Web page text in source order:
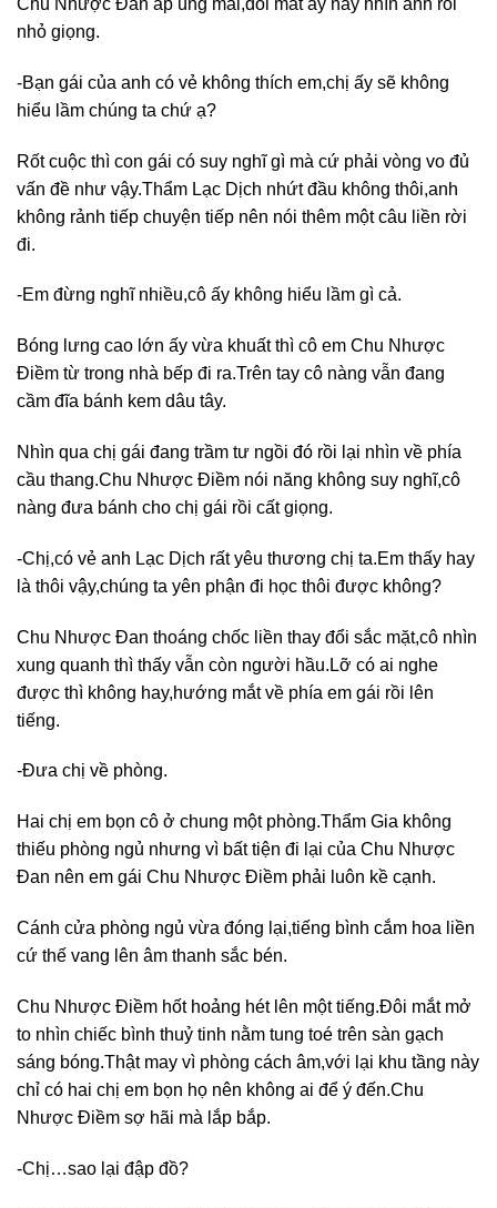
Chu Nhược Đan ấp úng mãi,đôi mắt áy náy nhìn anh rồi
nhỏ giọng.
-Bạn gái của anh có vẻ không thích em,chị ấy sẽ không
hiểu lầm chúng ta chứ ạ?
Rốt cuộc thì con gái có suy nghĩ gì mà cứ phải vòng vo đủ
vấn đề như vậy.Thẩm Lạc Dịch nhứt đầu không thôi,anh
không rảnh tiếp chuyện tiếp nên nói thêm một câu liền rời
đi.
-Em đừng nghĩ nhiều,cô ấy không hiểu lầm gì cả.
Bóng lưng cao lớn ấy vừa khuất thì cô em Chu Nhược
Điềm từ trong nhà bếp đi ra.Trên tay cô nàng vẫn đang
cầm đĩa bánh kem dâu tây.
Nhìn qua chị gái đang trầm tư ngồi đó rồi lại nhìn về phía
cầu thang.Chu Nhược Điềm nói năng không suy nghĩ,cô
nàng đưa bánh cho chị gái rồi cất giọng.
-Chị,có vẻ anh Lạc Dịch rất yêu thương chị ta.Em thấy hay
là thôi vậy,chúng ta yên phận đi học thôi được không?
Chu Nhược Đan thoáng chốc liền thay đổi sắc mặt,cô nhìn
xung quanh thì thấy vẫn còn người hầu.Lỡ có ai nghe
được thì không hay,hướng mắt về phía em gái rồi lên
tiếng.
-Đưa chị về phòng.
Hai chị em bọn cô ở chung một phòng.Thẩm Gia không
thiếu phòng ngủ nhưng vì bất tiện đi lại của Chu Nhược
Đan nên em gái Chu Nhược Điềm phải luôn kề cạnh.
Cánh cửa phòng ngủ vừa đóng lại,tiếng bình cắm hoa liền
cứ thế vang lên âm thanh sắc bén.
Chu Nhược Điềm hốt hoảng hét lên một tiếng.Đôi mắt mở
to nhìn chiếc bình thuỷ tinh nằm tung toé trên sàn gạch
sáng bóng.Thật may vì phòng cách âm,với lại khu tầng này
chỉ có hai chị em bọn họ nên không ai để ý đến.Chu
Nhược Điềm sợ hãi mà lắp bắp.
-Chị…sao lại đập đồ?